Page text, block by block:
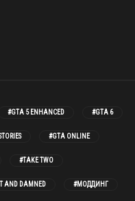
#GTA 5 ENHANCED #GTA 6
#GTA ONLINE
#TAKE TWO
AND DAMNED #МОДДИНГ